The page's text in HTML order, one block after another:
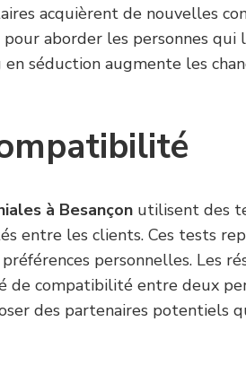
acquièrent de nouvelles
pour aborder les personnes qui
séduction augmente les
à Besançon utilisent des
entre les clients. Ces tests
personnelles. Les
compatibilité entre deux
des partenaires potentiels